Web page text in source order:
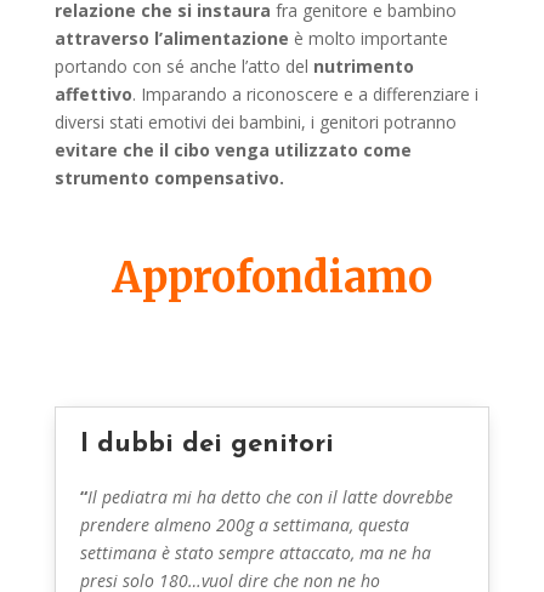
relazione che si instaura fra genitore e bambino
attraverso l’alimentazione è molto importante
portando con sé anche l’atto del nutrimento
affettivo. Imparando a riconoscere e a differenziare i
diversi stati emotivi dei bambini, i genitori potranno
evitare che il cibo venga utilizzato come
strumento compensativo.
Approfondiamo
I dubbi dei genitori
“Il pediatra mi ha detto che con il latte dovrebbe
prendere almeno 200g a settimana, questa
settimana è stato sempre attaccato, ma ne ha
presi solo 180…vuol dire che non ne ho